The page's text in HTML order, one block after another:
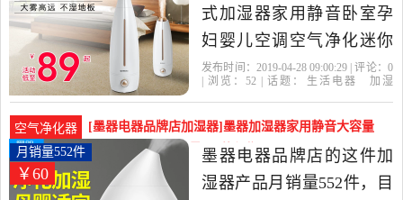
式加湿器家用静音卧室孕
妇婴儿空调空气净化迷你
香薰机是2019年美菱尖瓜
性价比很高的加湿器，由
上海发货。
发布时间：2019-04-28 09:00:29 | 评论： 0
| 浏览： 52 | 话题： 生活电器
加湿
空气净化器
[墨器电器品牌店加湿器]墨器加湿器家用静音大容量
卧室办公室空月销量552件仅售59.9元
￥60
月销量552件
墨器电器品牌店的这件加
湿器产品月销量552件，目